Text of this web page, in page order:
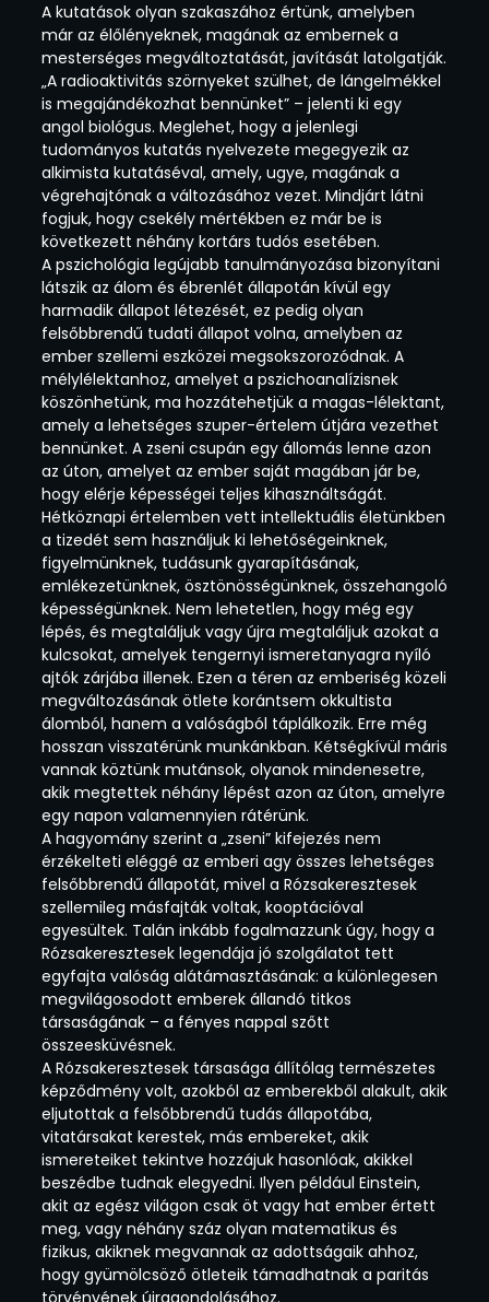
A kutatások olyan szakaszához értünk, amelyben
már az élőlényeknek, magának az embernek a
mesterséges megváltoztatását, javítását latolgatják.
„A radioaktivitás szörnyeket szülhet, de lángelmékkel
is megajándékozhat bennünket” – jelenti ki egy
angol biológus. Meglehet, hogy a jelenlegi
tudományos kutatás nyelvezete megegyezik az
alkimista kutatáséval, amely, ugye, magának a
végrehajtónak a változásához vezet. Mindjárt látni
fogjuk, hogy csekély mértékben ez már be is
következett néhány kortárs tudós esetében.
A pszichológia legújabb tanulmányozása bizonyítani
látszik az álom és ébrenlét állapotán kívül egy
harmadik állapot létezését, ez pedig olyan
felsőbbrendű tudati állapot volna, amelyben az
ember szellemi eszközei megsokszorozódnak. A
mélylélektanhoz, amelyet a pszichoanalízisnek
köszönhetünk, ma hozzátehetjük a magas-lélektant,
amely a lehetséges szuper-értelem útjára vezethet
bennünket. A zseni csupán egy állomás lenne azon
az úton, amelyet az ember saját magában jár be,
hogy elérje képességei teljes kihasználtságát.
Hétköznapi értelemben vett intellektuális életünkben
a tizedét sem használjuk ki lehetőségeinknek,
figyelmünknek, tudásunk gyarapításának,
emlékezetünknek, ösztönösségünknek, összehangoló
képességünknek. Nem lehetetlen, hogy még egy
lépés, és megtaláljuk vagy újra megtaláljuk azokat a
kulcsokat, amelyek tengernyi ismeretanyagra nyíló
ajtók zárjába illenek. Ezen a téren az emberiség közeli
megváltozásának ötlete korántsem okkultista
álomból, hanem a valóságból táplálkozik. Erre még
hosszan visszatérünk munkánkban. Kétségkívül máris
vannak köztünk mutánsok, olyanok mindenesetre,
akik megtettek néhány lépést azon az úton, amelyre
egy napon valamennyien rátérünk.
A hagyomány szerint a „zseni” kifejezés nem
érzékelteti eléggé az emberi agy összes lehetséges
felsőbbrendű állapotát, mivel a Rózsakeresztesek
szellemileg másfajták voltak, kooptációval
egyesültek. Talán inkább fogalmazzunk úgy, hogy a
Rózsakeresztesek legendája jó szolgálatot tett
egyfajta valóság alátámasztásának: a különlegesen
megvilágosodott emberek állandó titkos
társaságának – a fényes nappal szőtt
összeesküvésnek.
A Rózsakeresztesek társasága állítólag természetes
képződmény volt, azokból az emberekből alakult, akik
eljutottak a felsőbbrendű tudás állapotába,
vitatársakat kerestek, más embereket, akik
ismereteiket tekintve hozzájuk hasonlóak, akikkel
beszédbe tudnak elegyedni. Ilyen például Einstein,
akit az egész világon csak öt vagy hat ember értett
meg, vagy néhány száz olyan matematikus és
fizikus, akiknek megvannak az adottságaik ahhoz,
hogy gyümölcsöző ötleteik támadhatnak a paritás
törvényének újragondolásához.